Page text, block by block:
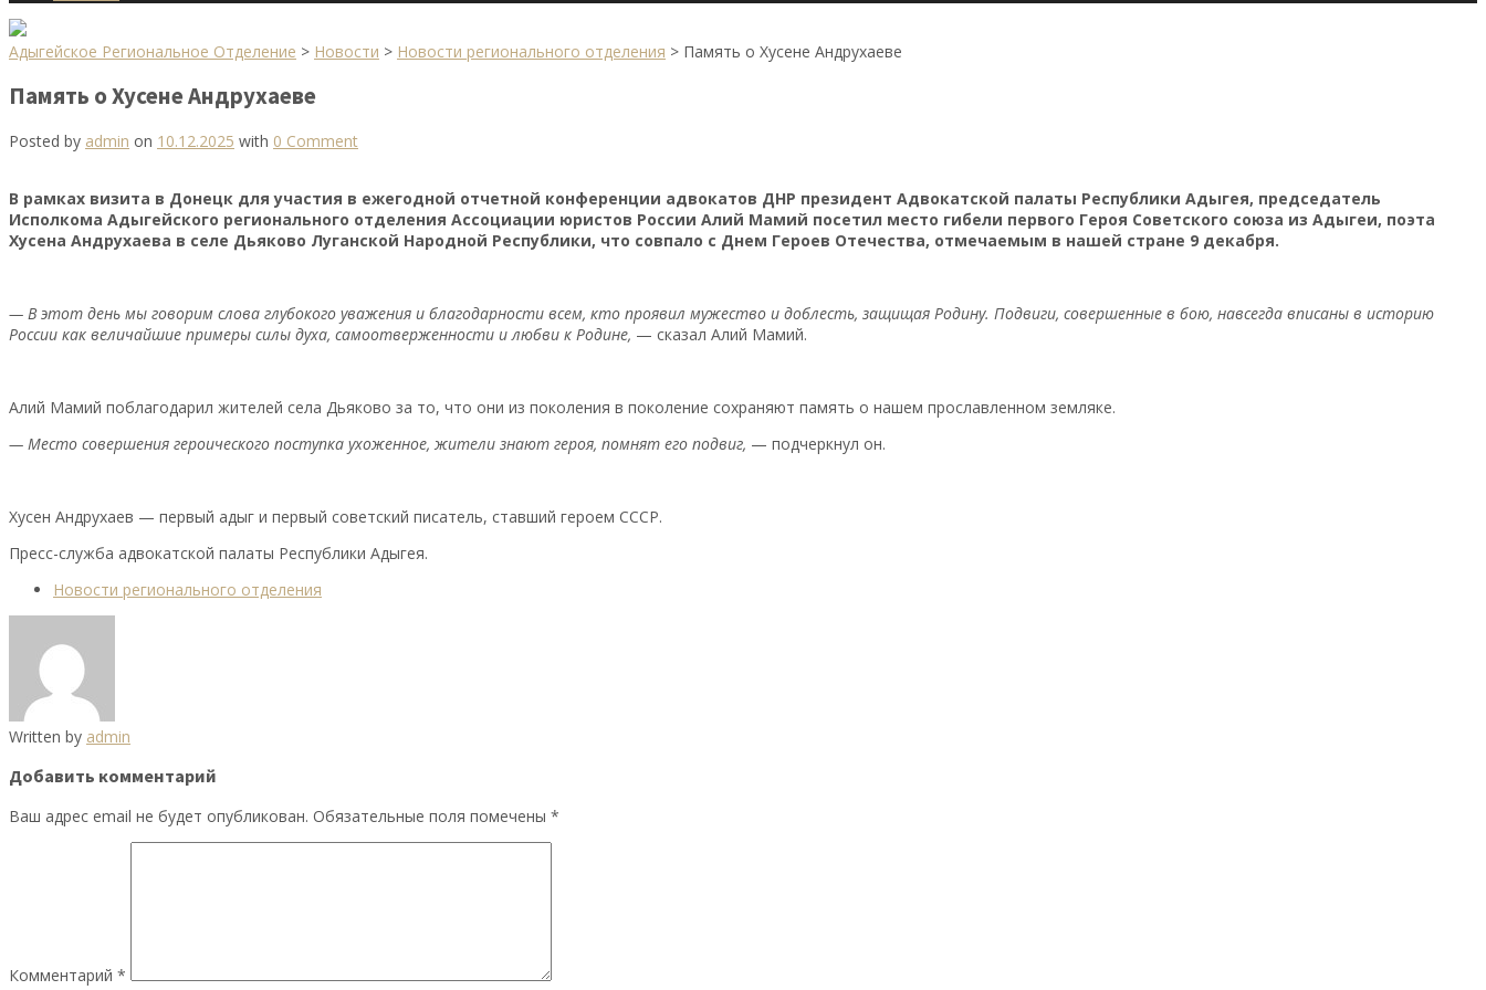
Адыгейское Региональное Отделение > Новости > Новости регионального отделения > Память о Хусене Андрухаеве
Память о Хусене Андрухаеве
Posted by admin on 10.12.2025 with 0 Comment
В рамках визита в Донецк для участия в ежегодной отчетной конференции адвокатов ДНР президент Адвокатской палаты Республики Адыгея, председатель
Исполкома Адыгейского регионального отделения Ассоциации юристов России Алий Мамий посетил место гибели первого Героя Советского союза из Адыгеи, поэта
Хусена Андрухаева в селе Дьяково Луганской Народной Республики, что совпало с Днем Героев Отечества, отмечаемым в нашей стране 9 декабря.
— В этот день мы говорим слова глубокого уважения и благодарности всем, кто проявил мужество и доблесть, защищая Родину. Подвиги, совершенные в бою, навсегда вписаны в историю
России как величайшие примеры силы духа, самоотверженности и любви к Родине, — сказал Алий Мамий.
Алий Мамий поблагодарил жителей села Дьяково за то, что они из поколения в поколение сохраняют память о нашем прославленном земляке.
— Место совершения героического поступка ухоженное, жители знают героя, помнят его подвиг, — подчеркнул он.
Хусен Андрухаев — первый адыг и первый советский писатель, ставший героем СССР.
Пресс-служба адвокатской палаты Республики Адыгея.
Новости регионального отделения
Written by admin
Добавить комментарий
Ваш адрес email не будет опубликован. Обязательные поля помечены *
Комментарий *